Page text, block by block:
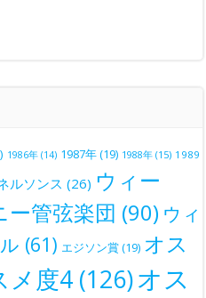
1986年 (14) 1987年(19) 1988年 (15) 1989
ルソンス (26) ウィー
管弦楽団 (90) ウィ
(61) エジソン賞(19) オス
メ度4 (126)オス